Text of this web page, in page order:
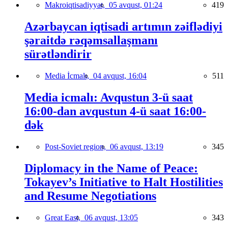
Makroiqtisadiyyat, 05 avqust, 01:24 419
Azərbaycan iqtisadi artımın zəiflədiyi
şəraitdə rəqəmsallaşmanı
sürətləndirir
Media İcmalı, 04 avqust, 16:04 511
Media icmalı: Avqustun 3-ü saat
16:00-dan avqustun 4-ü saat 16:00-
dək
Post-Soviet region, 06 avqust, 13:19 345
Diplomacy in the Name of Peace:
Tokayev’s Initiative to Halt Hostilities
and Resume Negotiations
Great East, 06 avqust, 13:05 343